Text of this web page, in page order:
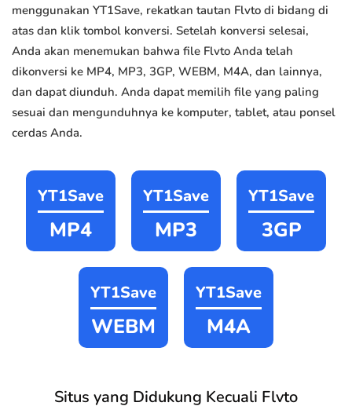
menggunakan YT1Save, rekatkan tautan Flvto di bidang di
atas dan klik tombol konversi. Setelah konversi selesai,
Anda akan menemukan bahwa file Flvto Anda telah
dikonversi ke MP4, MP3, 3GP, WEBM, M4A, dan lainnya,
dan dapat diunduh. Anda dapat memilih file yang paling
sesuai dan mengunduhnya ke komputer, tablet, atau ponsel
cerdas Anda.
YT1Save
MP4
YT1Save
MP3
YT1Save
3GP
YT1Save
WEBM
YT1Save
M4A
Situs yang Didukung Kecuali Flvto